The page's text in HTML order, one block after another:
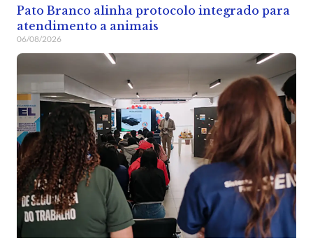
Pato Branco alinha protocolo integrado para
atendimento a animais
06/08/2026